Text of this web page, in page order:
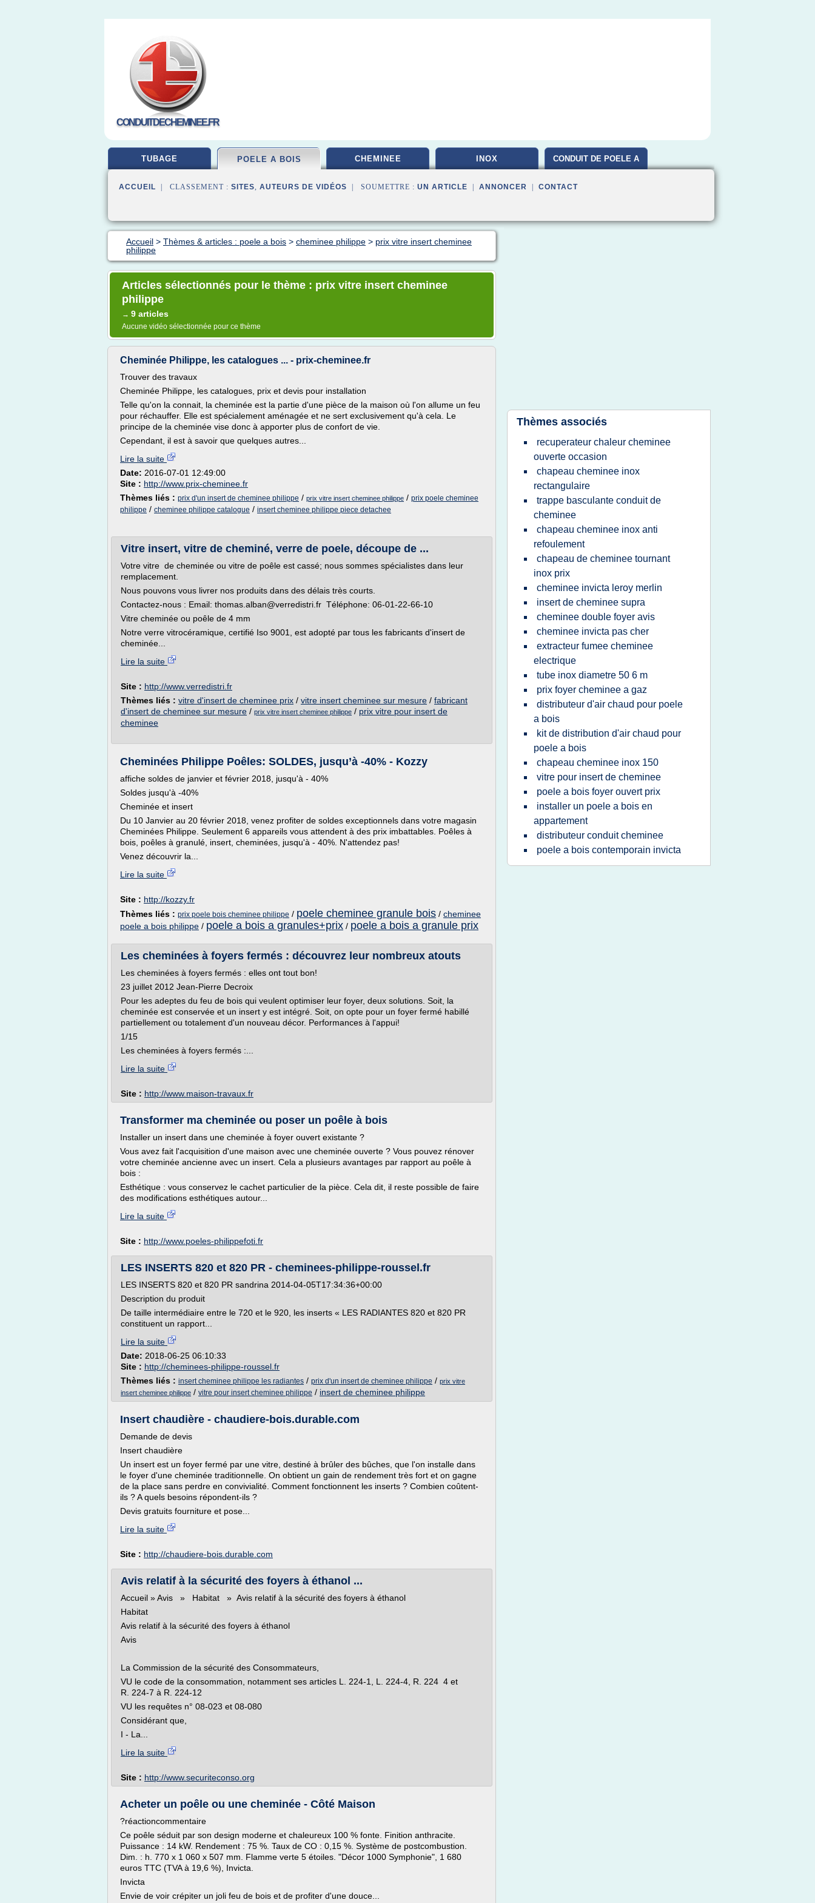
CONDUITDECHEMINEE.FR
TUBAGE POELE A BOIS CHEMINEE INOX CONDUIT DE POELE A
ACCUEIL | CLASSEMENT : SITES, AUTEURS DE VIDÉOS | SOUMETTRE : UN ARTICLE ANNONCER CONTACT
Accueil > Thèmes & articles : poele a bois > cheminee philippe > prix vitre insert cheminee
philippe
Articles sélectionnés pour le thème : prix vitre insert cheminee
philippe
→ 9 articles
Aucune vidéo sélectionnée pour ce thème
Cheminée Philippe, les catalogues ... - prix-cheminee.fr
Trouver des travaux
Cheminée Philippe, les catalogues, prix et devis pour installation
Telle qu'on la connait, la cheminée est la partie d'une pièce de la maison où l'on allume un feu
pour réchauffer. Elle est spécialement aménagée et ne sert exclusivement qu'à cela. Le
principe de la cheminée vise donc à apporter plus de confort de vie.
Cependant, il est à savoir que quelques autres...
Lire la suite
Date: 2016-07-01 12:49:00
Site : http://www.prix-cheminee.fr
Thèmes liés : prix d'un insert de cheminee philippe / prix vitre insert cheminee philippe / prix poele cheminee
philippe / cheminee philippe catalogue / insert cheminee philippe piece detachee
Vitre insert, vitre de cheminé, verre de poele, découpe de ...
Votre vitre de cheminée ou vitre de poêle est cassé; nous sommes spécialistes dans leur
remplacement.
Nous pouvons vous livrer nos produits dans des délais très courts.
Contactez-nous : Email: thomas.alban@verredistri.fr Téléphone: 06-01-22-66-10
Vitre cheminée ou poêle de 4 mm
Notre verre vitrocéramique, certifié Iso 9001, est adopté par tous les fabricants d'insert de
cheminée...
Lire la suite
Site : http://www.verredistri.fr
Thèmes liés : vitre d'insert de cheminee prix / vitre insert cheminee sur mesure / fabricant
d'insert de cheminee sur mesure / prix vitre insert cheminee philippe / prix vitre pour insert de
cheminee
Cheminées Philippe Poêles: SOLDES, jusqu’à -40% - Kozzy
affiche soldes de janvier et février 2018, jusqu'à - 40%
Soldes jusqu'à -40%
Cheminée et insert
Du 10 Janvier au 20 février 2018, venez profiter de soldes exceptionnels dans votre magasin
Cheminées Philippe. Seulement 6 appareils vous attendent à des prix imbattables. Poêles à
bois, poêles à granulé, insert, cheminées, jusqu'à - 40%. N'attendez pas!
Venez découvrir la...
Lire la suite
Site : http://kozzy.fr
Thèmes liés : prix poele bois cheminee philippe / poele cheminee granule bois / cheminee
poele a bois philippe / poele a bois a granules+prix / poele a bois a granule prix
Les cheminées à foyers fermés : découvrez leur nombreux atouts
Les cheminées à foyers fermés : elles ont tout bon!
23 juillet 2012 Jean-Pierre Decroix
Pour les adeptes du feu de bois qui veulent optimiser leur foyer, deux solutions. Soit, la
cheminée est conservée et un insert y est intégré. Soit, on opte pour un foyer fermé habillé
partiellement ou totalement d'un nouveau décor. Performances à l'appui!
1/15
Les cheminées à foyers fermés :...
Lire la suite
Site : http://www.maison-travaux.fr
Transformer ma cheminée ou poser un poêle à bois
Installer un insert dans une cheminée à foyer ouvert existante ?
Vous avez fait l'acquisition d'une maison avec une cheminée ouverte ? Vous pouvez rénover
votre cheminée ancienne avec un insert. Cela a plusieurs avantages par rapport au poêle à
bois :
Esthétique : vous conservez le cachet particulier de la pièce. Cela dit, il reste possible de faire
des modifications esthétiques autour...
Lire la suite
Site : http://www.poeles-philippefoti.fr
LES INSERTS 820 et 820 PR - cheminees-philippe-roussel.fr
LES INSERTS 820 et 820 PR sandrina 2014-04-05T17:34:36+00:00
Description du produit
De taille intermédiaire entre le 720 et le 920, les inserts « LES RADIANTES 820 et 820 PR
constituent un rapport...
Lire la suite
Date: 2018-06-25 06:10:33
Site : http://cheminees-philippe-roussel.fr
Thèmes liés : insert cheminee philippe les radiantes / prix d'un insert de cheminee philippe / prix vitre
insert cheminee philippe / vitre pour insert cheminee philippe / insert de cheminee philippe
Insert chaudière - chaudiere-bois.durable.com
Demande de devis
Insert chaudière
Un insert est un foyer fermé par une vitre, destiné à brûler des bûches, que l'on installe dans
le foyer d'une cheminée traditionnelle. On obtient un gain de rendement très fort et on gagne
de la place sans perdre en convivialité. Comment fonctionnent les inserts ? Combien coûtent-
ils ? A quels besoins répondent-ils ?
Devis gratuits fourniture et pose...
Lire la suite
Site : http://chaudiere-bois.durable.com
Avis relatif à la sécurité des foyers à éthanol ...
Accueil » Avis » Habitat » Avis relatif à la sécurité des foyers à éthanol
Habitat
Avis relatif à la sécurité des foyers à éthanol
Avis
La Commission de la sécurité des Consommateurs,
VU le code de la consommation, notamment ses articles L. 224-1, L. 224-4, R. 224 4 et
R. 224-7 à R. 224-12
VU les requêtes n° 08-023 et 08-080
Considérant que,
I - La...
Lire la suite
Site : http://www.securiteconso.org
Acheter un poêle ou une cheminée - Côté Maison
?réactioncommentaire
Ce poêle séduit par son design moderne et chaleureux 100 % fonte. Finition anthracite.
Puissance : 14 kW. Rendement : 75 %. Taux de CO : 0,15 %. Système de postcombustion.
Dim. : h. 770 x 1 060 x 507 mm. Flamme verte 5 étoiles. "Décor 1000 Symphonie", 1 680
euros TTC (TVA à 19,6 %), Invicta.
Invicta
Envie de voir crépiter un joli feu de bois et de profiter d'une douce...
Thèmes associés
recuperateur chaleur cheminee
ouverte occasion
chapeau cheminee inox
rectangulaire
trappe basculante conduit de
cheminee
chapeau cheminee inox anti
refoulement
chapeau de cheminee tournant
inox prix
cheminee invicta leroy merlin
insert de cheminee supra
cheminee double foyer avis
cheminee invicta pas cher
extracteur fumee cheminee
electrique
tube inox diametre 50 6 m
prix foyer cheminee a gaz
distributeur d'air chaud pour poele
a bois
kit de distribution d'air chaud pour
poele a bois
chapeau cheminee inox 150
vitre pour insert de cheminee
poele a bois foyer ouvert prix
installer un poele a bois en
appartement
distributeur conduit cheminee
poele a bois contemporain invicta